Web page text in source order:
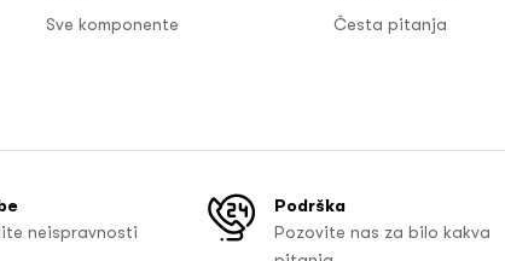
Sve komponente
Česta pitanja
neispravnosti
Podrška
Pozovite nas za bilo kakva